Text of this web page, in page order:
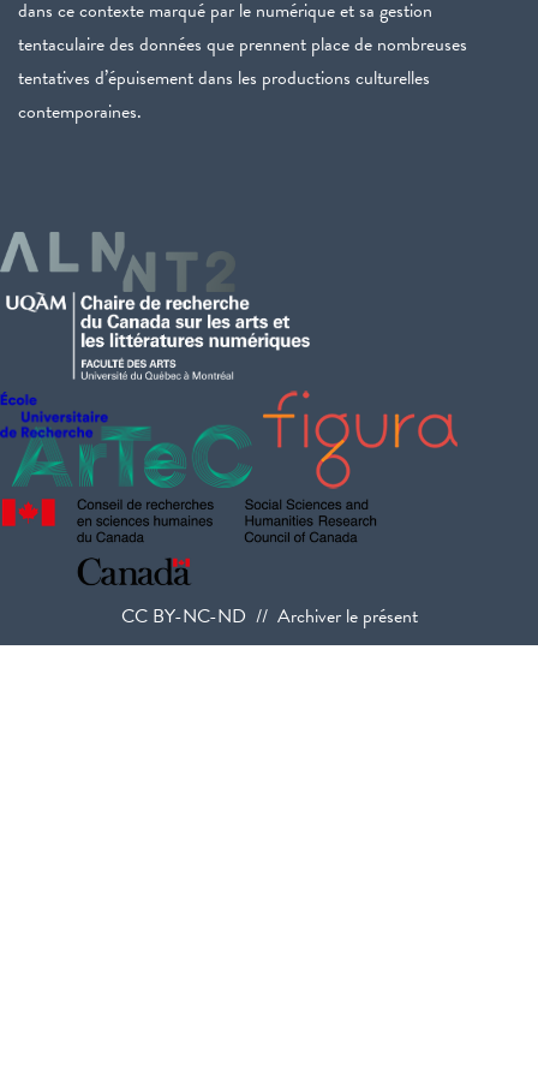
dans ce contexte marqué par le numérique et sa gestion
tentaculaire des données que prennent place de nombreuses
tentatives d’épuisement dans les productions culturelles
contemporaines.
CC BY-NC-ND // Archiver le présent